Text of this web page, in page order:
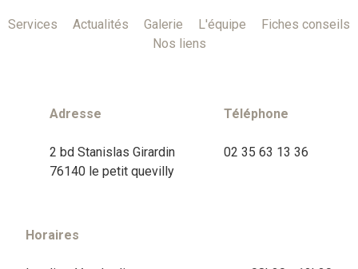
Services Actualités Galerie L'équipe
Fiches conseils
Nos liens
Adresse
2 bd Stanislas Girardin
76140 le petit quevilly
Téléphone
02 35 63 13 36
Horaires